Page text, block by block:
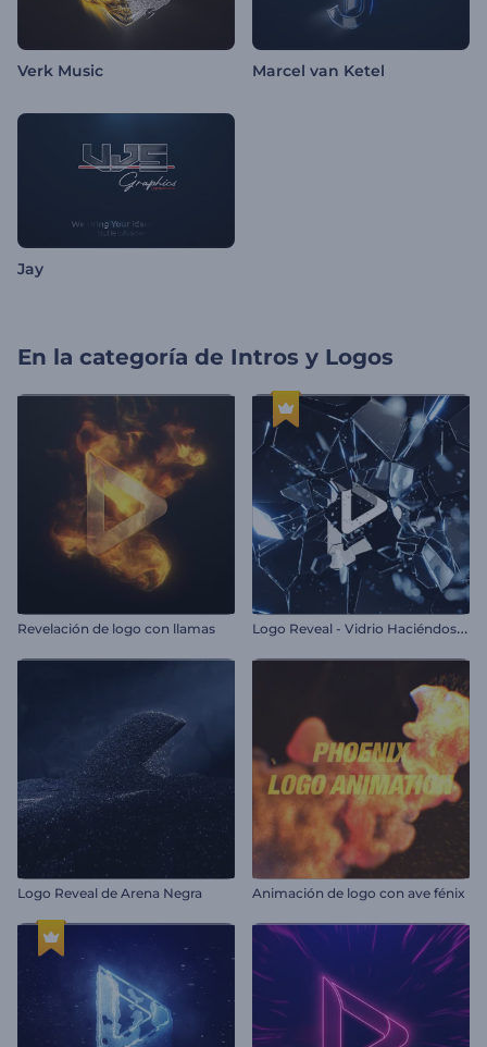
Verk Music Marcel van Ketel
Jay
En la categoría de Intros y Logos
Revelación de logo con llamas L
ogo Reveal - Vidrio Haciéndose Añicos
Logo Reveal de Arena Negra Animación de logo con ave fénix